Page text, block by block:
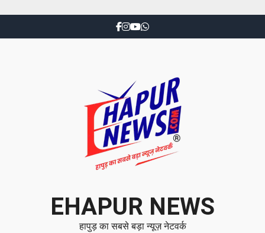
EHAPUR NEWS
हापुड़ का सबसे बड़ा न्यूज़ नेटवर्क